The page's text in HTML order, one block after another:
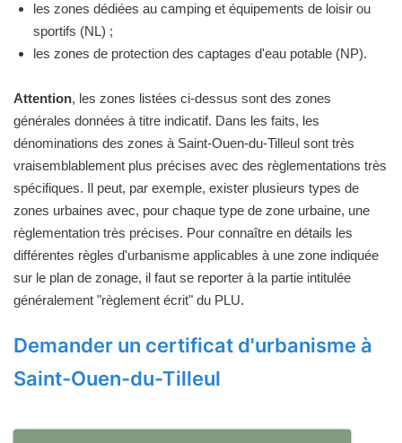
les zones dédiées au camping et équipements de loisir ou
sportifs (NL) ;
les zones de protection des captages d'eau potable (NP).
Attention, les zones listées ci-dessus sont des zones
générales données à titre indicatif. Dans les faits, les
dénominations des zones à Saint-Ouen-du-Tilleul sont très
vraisemblablement plus précises avec des règlementations très
spécifiques. Il peut, par exemple, exister plusieurs types de
zones urbaines avec, pour chaque type de zone urbaine, une
règlementation très précises. Pour connaître en détails les
différentes règles d'urbanisme applicables à une zone indiquée
sur le plan de zonage, il faut se reporter à la partie intitulée
généralement "règlement écrit" du PLU.
Demander un certificat d'urbanisme à
Saint-Ouen-du-Tilleul